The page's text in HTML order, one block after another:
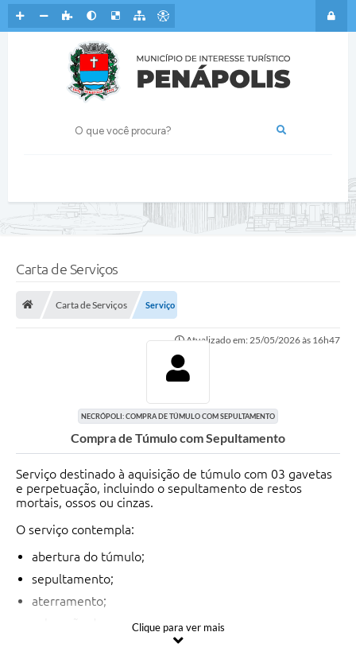
Carta de Serviços
Carta de Serviços Serviço
Atualizado em: 25/05/2026 às 16h47
NECRÓPOLI: COMPRA DE TÚMULO COM SEPULTAMENTO
Compra de Túmulo com Sepultamento
Serviço destinado à aquisição de túmulo com 03 gavetas
e perpetuação, incluindo o sepultamento de restos
mortais, ossos ou cinzas.
O serviço contempla:
abertura do túmulo;
sepultamento;
aterramento;
colocação de grama;
instalação de lápide de concreto;
Clique para ver mais